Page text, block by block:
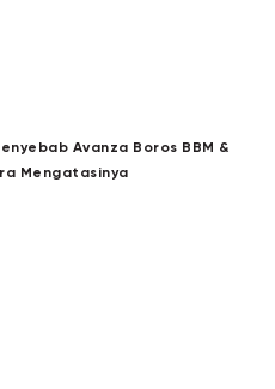
Avanza Boros BBM &
Mengatasinya